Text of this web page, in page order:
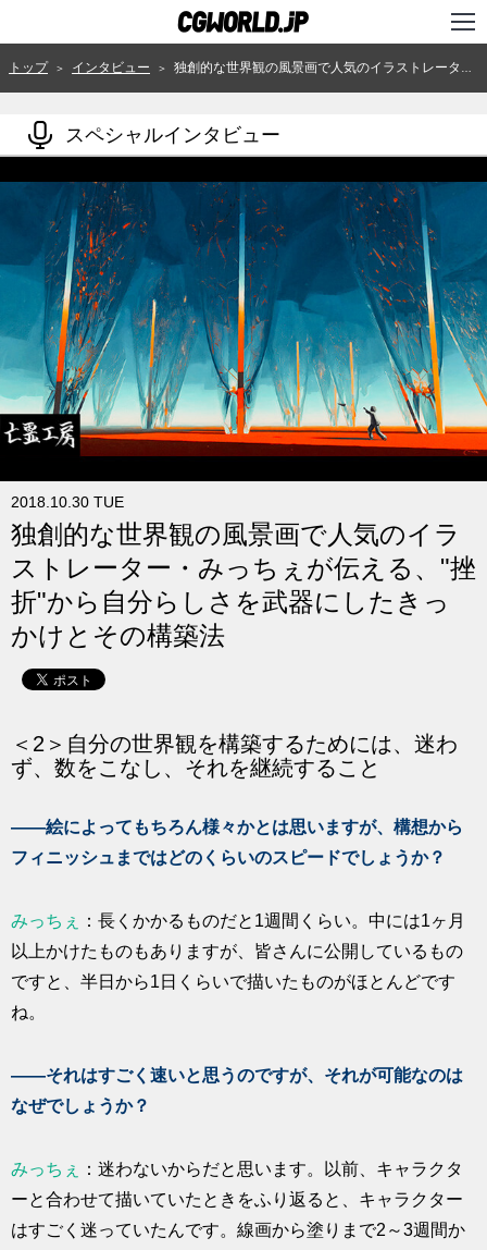
TOP
ニュース
用語辞典
スタジオ
講座
SHOP
求人
トップ ＞ インタビュー ＞ 独創的な世界観の風景画で人気のイラストレーター・みっちぇが伝える、"挫折"から自分らしさを武器にしたきっかけとその構築法
スペシャルインタビュー
2018.10.30 TUE
独創的な世界観の風景画で人気のイラ
ストレーター・みっちぇが伝える、"挫
折"から自分らしさを武器にしたきっ
かけとその構築法
＜2＞自分の世界観を構築するためには、迷わ
ず、数をこなし、それを継続すること
――絵によってもちろん様々かとは思いますが、構想から
フィニッシュまではどのくらいのスピードでしょうか？
みっちぇ
：長くかかるものだと1週間くらい。中には1ヶ月
以上かけたものもありますが、皆さんに公開しているもの
ですと、半日から1日くらいで描いたものがほとんどです
ね。
――それはすごく速いと思うのですが、それが可能なのは
なぜでしょうか？
みっちぇ
：迷わないからだと思います。以前、キャラクタ
ーと合わせて描いていたときをふり返ると、キャラクター
はすごく迷っていたんです。線画から塗りまで2～3週間か